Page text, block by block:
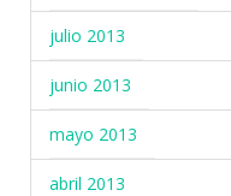
julio 2013
junio 2013
mayo 2013
abril 2013